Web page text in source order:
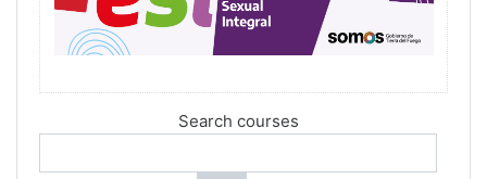
Search courses